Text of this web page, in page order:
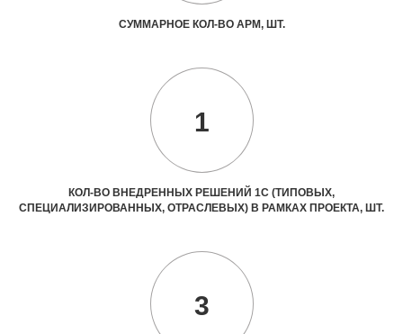
СУММАРНОЕ КОЛ-ВО АРМ, ШТ.
1
КОЛ-ВО ВНЕДРЕННЫХ РЕШЕНИЙ 1С (ТИПОВЫХ,
СПЕЦИАЛИЗИРОВАННЫХ, ОТРАСЛЕВЫХ) В РАМКАХ ПРОЕКТА, ШТ.
3